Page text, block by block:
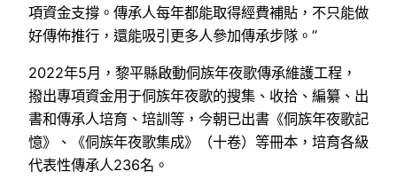
項資金支撐。傳承人每年都能取得經費補貼，不只能做
好傳佈推行，還能吸引更多人參加傳承步隊。”
2022年5月，黎平縣啟動侗族年夜歌傳承維護工程，
撥出專項資金用于侗族年夜歌的搜集、收拾、編纂、出
書和傳承人培育、培訓等，今朝已出書《侗族年夜歌記
憶》、《侗族年夜歌集成》（十卷）等冊本，培育各級
代表性傳承人236名。